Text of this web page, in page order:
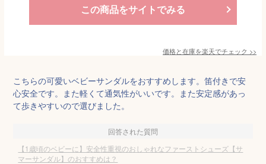
この商品をサイトでみる
価格と在庫を楽天でチェック >>
こちらの可愛いベビーサンダルをおすすめします。笛付きで安
心安全です。また軽くて通気性がいいです。また安定感があっ
て歩きやすいので選びました。
回答された質問
【1歳頃のベビーに】安全性重視のおしゃれなファーストシューズ【サ
マーサンダル】のおすすめは？